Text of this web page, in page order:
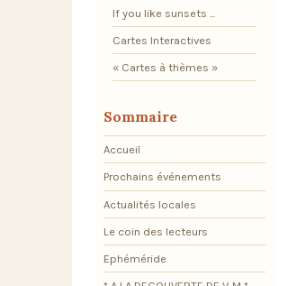
If you like sunsets ...
Cartes Interactives
« Cartes à thèmes »
Sommaire
Accueil
Prochains événements
Actualités locales
Le coin des lecteurs
Ephéméride